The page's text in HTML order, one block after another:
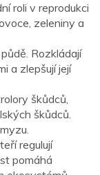
roli v reprodukci
zeleniny a
Rozkládají
a zlepšují její
škůdců,
škůdců.
regulují
pomáhá